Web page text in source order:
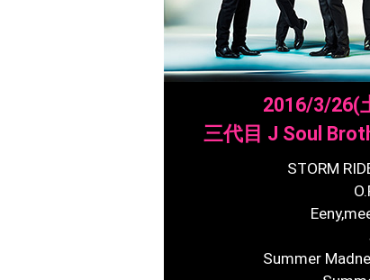
2016/3/26(
三代目 J Soul
STORM
Summer